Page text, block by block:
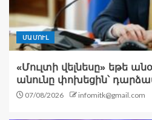
ՄԱՄՈՒԼ
«Մուլտի վելնեսը» եթե
անունը փոխեցին՝
07/08/2026 infomitk@gmail.com